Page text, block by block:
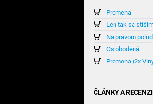
Premena
Len tak sa stíšim
Na pravom
Oslobodená
Premena (2x
ČLÁNKY A